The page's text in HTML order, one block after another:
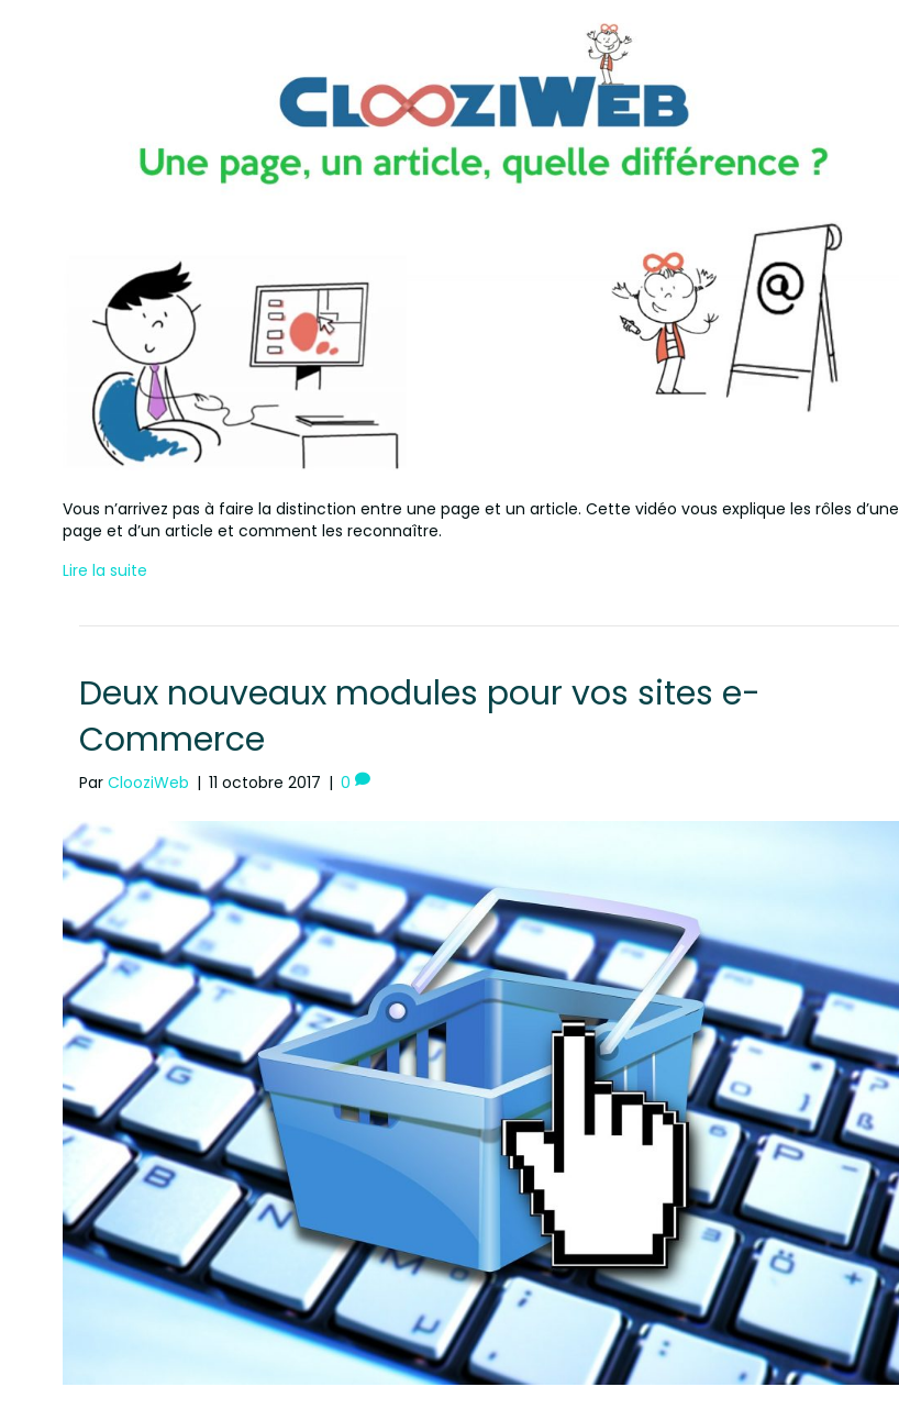
Vous n’arrivez pas à faire la distinction entre une page et un article. Cette vidéo vous explique les rôles d’une
page et d’un article et comment les reconnaître.
Lire la suite
Deux nouveaux modules pour vos sites e-
Commerce
Par ClooziWeb | 11 octobre 2017 | 0